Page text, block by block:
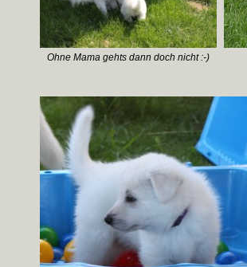
Ohne Mama gehts dann doch nicht :-)